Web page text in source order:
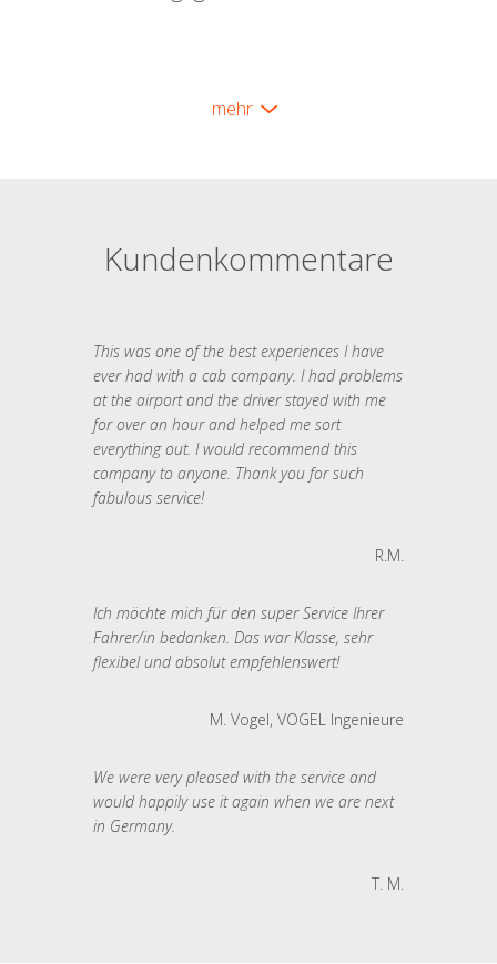
mehr
Kundenkommentare
This was one of the best experiences I have
ever had with a cab company. I had problems
at the airport and the driver stayed with me
for over an hour and helped me sort
everything out. I would recommend this
company to anyone. Thank you for such
fabulous service!
R.M.
Ich möchte mich für den super Service Ihrer
Fahrer/in bedanken. Das war Klasse, sehr
flexibel und absolut empfehlenswert!
M. Vogel, VOGEL Ingenieure
We were very pleased with the service and
would happily use it again when we are next
in Germany.
T. M.